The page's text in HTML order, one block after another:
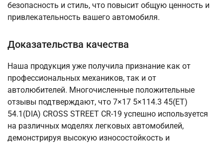
безопасность и стиль, что повысит общую ценность и
привлекательность вашего автомобиля.
Доказательства качества
Наша продукция уже получила признание как от
профессиональных механиков, так и от
автолюбителей. Многочисленные положительные
отзывы подтверждают, что 7×17 5×114.3 45(ET)
54.1(DIA) CROSS STREET CR-19 успешно используется
на различных моделях легковых автомобилей,
демонстрируя высокую износостойкость и